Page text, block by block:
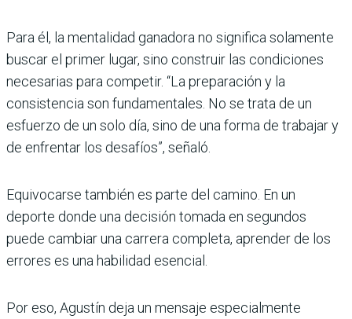
Para él, la mentalidad ganadora no significa solamente
buscar el primer lugar, sino construir las condiciones
necesarias para competir. “La preparación y la
consistencia son fundamentales. No se trata de un
esfuerzo de un solo día, sino de una forma de trabajar y
de enfrentar los desafíos”, señaló.
Equivocarse también es parte del camino. En un
deporte donde una decisión tomada en segundos
puede cambiar una carrera completa, aprender de los
errores es una habilidad esencial.
Por eso, Agustín deja un mensaje especialmente